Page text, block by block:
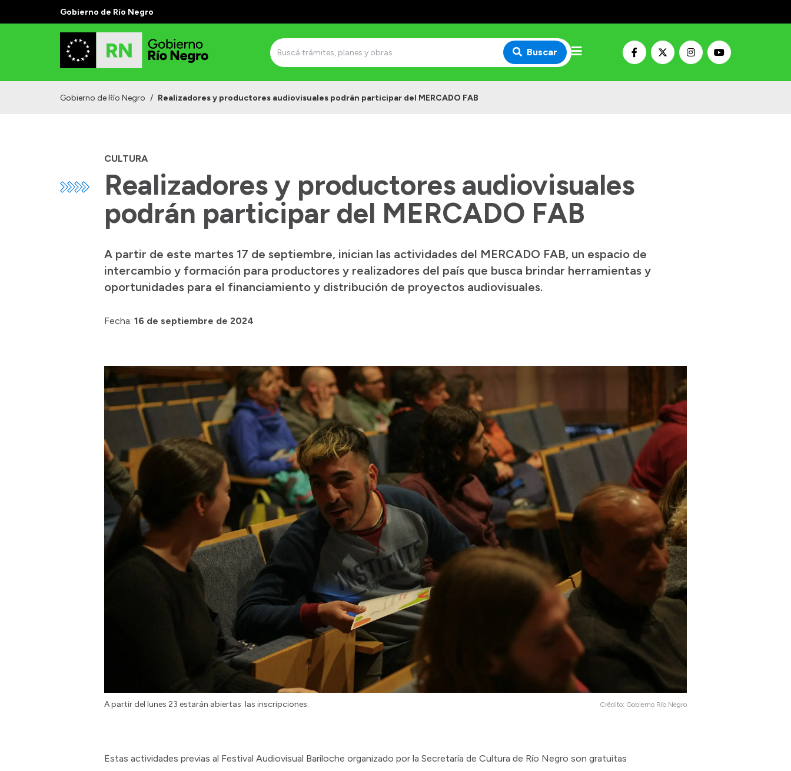
Gobierno de Río Negro
Buscar
Gobierno de Río Negro / Realizadores y productores audiovisuales podrán participar del MERCADO FAB
CULTURA
Realizadores y productores audiovisuales
podrán participar del MERCADO FAB
A partir de este martes 17 de septiembre, inician las actividades del MERCADO FAB, un espacio de
intercambio y formación para productores y realizadores del país que busca brindar herramientas y
oportunidades para el financiamiento y distribución de proyectos audiovisuales.
Fecha: 16 de septiembre de 2024
A partir del lunes 23 estarán abiertas las inscripciones. Crédito: Gobierno Río Negro
Estas actividades previas al Festival Audiovisual Bariloche organizado por la Secretaría de Cultura de Río Negro son gratuitas